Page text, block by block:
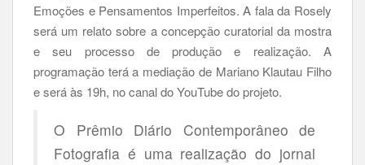
Emoções e Pensamentos Imperfeitos. A fala da Rosely
será um relato sobre a concepção curatorial da mostra
e seu processo de produção e realização. A
programação terá a mediação de Mariano Klautau Filho
e será às 19h, no canal do YouTube do projeto.
O Prêmio Diário Contemporâneo de
Fotografia é uma realização do jornal